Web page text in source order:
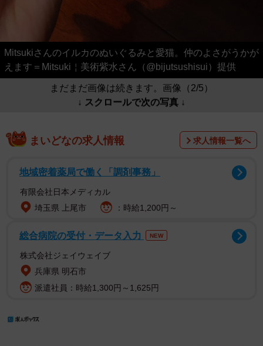
Mitsukiさんのイルカのぬいぐるみと愛猫。仲のよさがうかが
えます＝Mitsuki￤美術紫水さん（@bijutsushisui）提供
まだまだ画像は続きます。画像（2/5）
↓ スクロールで次の写真 ↓
まいどなの求人情報 求人情報一覧へ
地域密着薬局で働く「調剤事務」
有限会社日本メディカル
埼玉県 上尾市
：時給1,200円～
総合病院の受付・データ入力 NEW
株式会社ジェイウェイブ
兵庫県 明石市
派遣社員：時給1,300円～1,625円